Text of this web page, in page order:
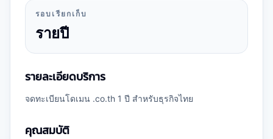
รอบเรียกเก็บ
รายปี
รายละเอียดบริการ
จดทะเบียนโดเมน .co.th 1 ปี สำหรับธุรกิจไทย
คุณสมบัติ